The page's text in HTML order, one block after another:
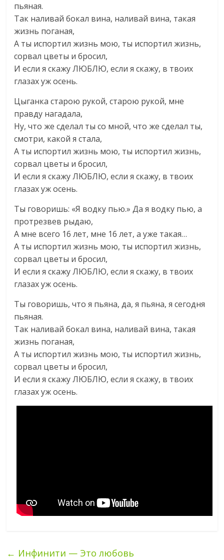
пьяная.
Так наливай бокал вина, наливай вина, такая
жизнь поганая,
А ты испортил жизнь мою, ты испортил жизнь,
сорвал цветы и бросил,
И если я скажу ЛЮБЛЮ, если я скажу, в твоих
глазах уж осень.
Цыганка старою рукой, старою рукой, мне
правду нагадала,
Ну, что же сделал ты со мной, что же сделал ты,
смотри, какой я стала,
А ты испортил жизнь мою, ты испортил жизнь,
сорвал цветы и бросил,
И если я скажу ЛЮБЛЮ, если я скажу, в твоих
глазах уж осень.
Ты говоришь: «Я водку пью.» Да я водку пью, а
протрезвев рыдаю,
А мне всего 16 лет, мне 16 лет, а уже такая…
А ты испортил жизнь мою, ты испортил жизнь,
сорвал цветы и бросил,
И если я скажу ЛЮБЛЮ, если я скажу, в твоих
глазах уж осень.
Ты говоришь, что я пьяна, да, я пьяна, я сегодня
пьяная.
Так наливай бокал вина, наливай вина, такая
жизнь поганая,
А ты испортил жизнь мою, ты испортил жизнь,
сорвал цветы и бросил,
И если я скажу ЛЮБЛЮ, если я скажу, в твоих
глазах уж осень.
← Инфинити — Это любовь